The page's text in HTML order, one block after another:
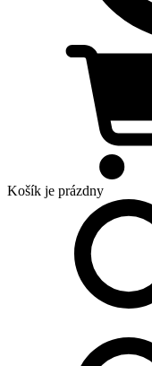
Košík je prázdny